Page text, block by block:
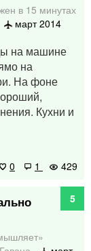
в 15 минутах
март 2014
на машине
на
На фоне
Кухни и
0 1 429
5